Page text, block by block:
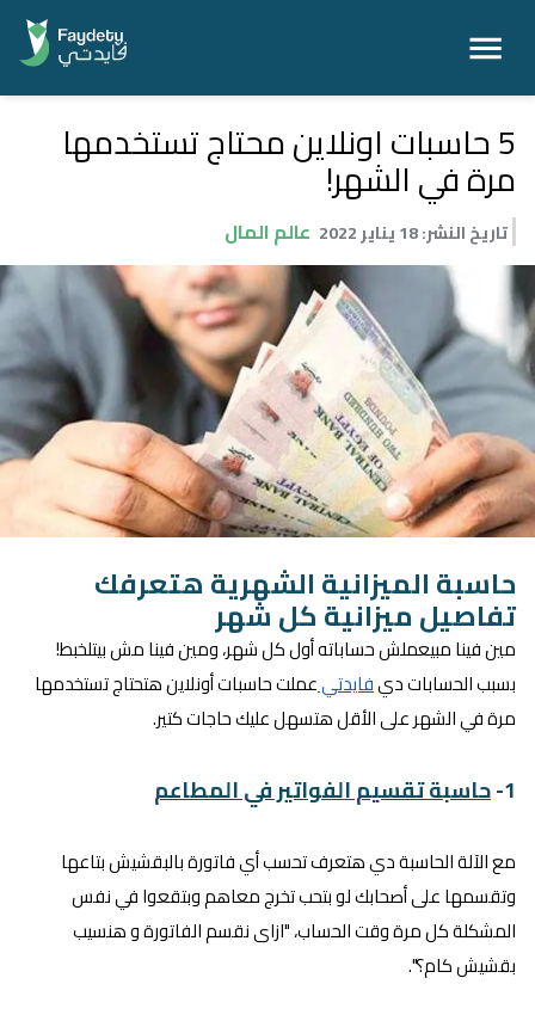
5 حاسبات اونلاين محتاج تستخدمها
مرة في الشهر!
تاريخ النشر:18 يناير 2022 عالم المال
حاسبة الميزانية الشهرية هتعرفك
تفاصيل ميزانية كل شهر
مين فينا مبيعملش حساباته أول كل شهر، ومين فينا مش بيتلخبط!
بسبب الحسابات ديفايدتيعملت حاسبات أونلاين هتحتاج تستخدمها
مرة في الشهر على الأقل هتسهل عليك حاجات كتير.
1- حاسبة تقسيم الفواتير في المطاعم
مع الآلة الحاسبة دي هتعرف تحسب أي فاتورة بالبقشيش بتاعها
وتقسمها على أصحابك لو بتحب تخرج معاهم وبتقعوا في نفس
المشكلة كل مرة وقت الحساب، "ازاى نقسم الفاتورة و هنسيب
بقشيش كام؟".